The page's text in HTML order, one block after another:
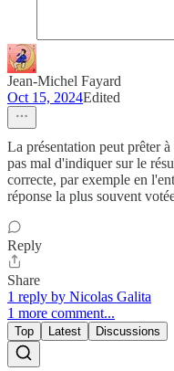
Jean-Michel Fayard
Oct 15, 2024Edited
La présentation peut prêter
pas mal d'indiquer sur le
correcte, par exemple en
réponse la plus souvent
Reply
Share
1 reply by Nicolas Galita
1 more comment...
Top Latest Discussions